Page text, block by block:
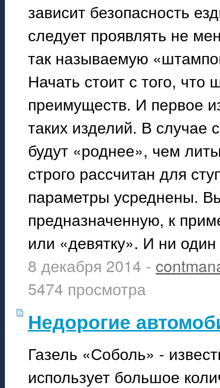
зависит безопасность
следует проявлять не
так называемую
Начать стоит с того,
преимуществ. И первое
таких изделий. В случае
будут «роднее», чем
строго рассчитан для
параметры усреднены.
предназначенную, к
или «девятку». И ни
8 декабря 2014 -
5474 просмотра
Недорогие
Газель «Соболь» -
использует большое